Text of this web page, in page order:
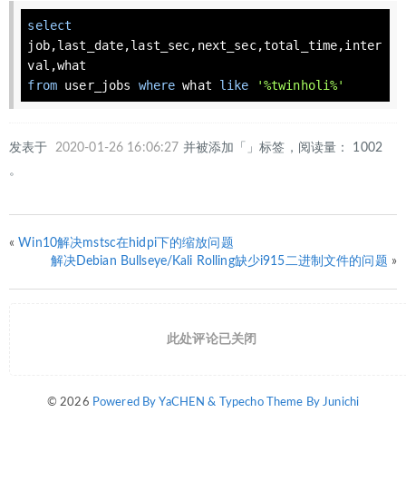
select
job,last_date,last_sec,next_sec,total_time,inter
val
from user_jobs where what like '%twinholi%'
发表于 2020-01-26 16:06:27 并被添加「」标签，阅读量： 1002
。
« Win10解决mstsc在hidpi下的缩放问题
解决Debian Bullseye/Kali Rolling缺少i915二进制文件的问题 »
此处评论已关闭
© 2026 Powered By YaCHEN & Typecho Theme By Junichi